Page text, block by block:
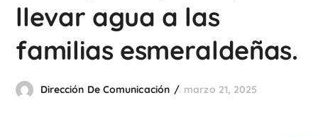
llevar agua a las
familias esmeraldeñas.
Dirección De Comunicación marzo 21, 2025